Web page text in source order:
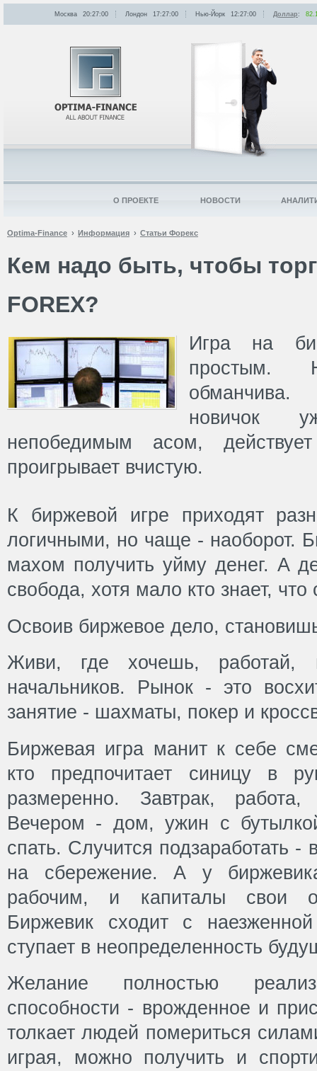
Optima-Finance Информация Статьи Форекс
Кем надо быть, чтобы
FOREX?
Игра на
простым.
обманчива.
новичок
непобедимым асом,
проигрывает вчистую.
К биржевой игре приходят
логичными, но чаще - наоборот.
махом получить уйму денег. А
свобода, хотя мало кто знает,
Освоив биржевое дело,
Живи, где хочешь, работай,
начальников. Рынок - это
занятие - шахматы, покер и
Биржевая игра манит к себе
кто предпочитает синицу в
размеренно. Завтрак,
Вечером - дом, ужин с
спать. Случится подзаработать -
на сбережение. А у
рабочим, и капиталы свои
Биржевик сходит с
ступает в неопределенность
Желание полностью
способности - врожденное и
толкает людей помериться
играя, можно получить и
Москва 20:27:00 Лондон 17:27:00 Нью-Йорк 12:27:00 Доллар:
О ПРОЕКТЕ НОВОСТИ